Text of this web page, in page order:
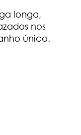
longa,
nos
único.